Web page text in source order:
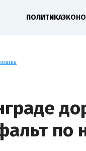
ПОЛИТИКА
по